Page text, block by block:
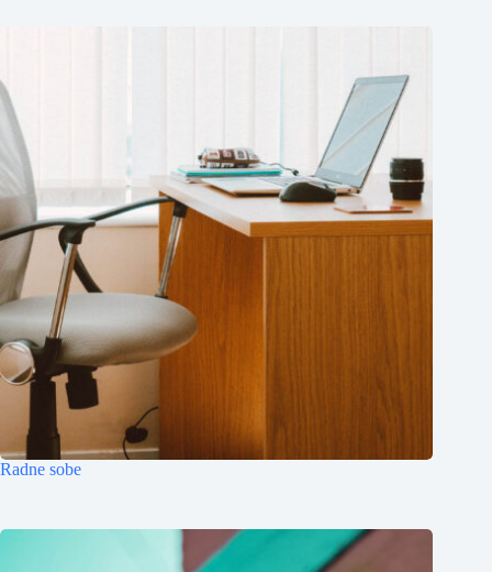
Radne sobe